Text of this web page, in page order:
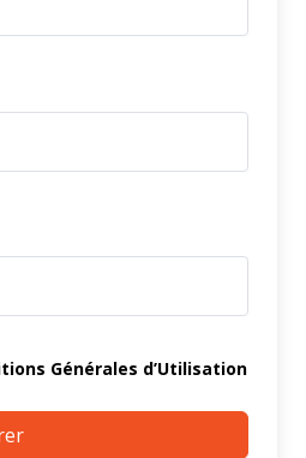
Générales d’Utilisation